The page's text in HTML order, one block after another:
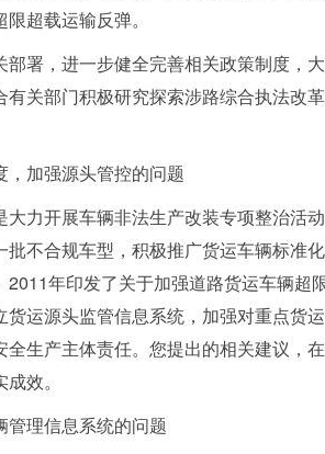
超载运输反弹。
署，进一步健全完善相关政策制度，
关部门积极研究探索涉路综合执法改
，加强源头管控的问题
力开展车辆非法生产改装专项整治活
不合规车型，积极推广货运车辆标准
年印发了关于加强道路货运车辆
运源头监管信息系统，加强对重点货
生产主体责任。您提出的相关建议，
效。
管理信息系统的问题